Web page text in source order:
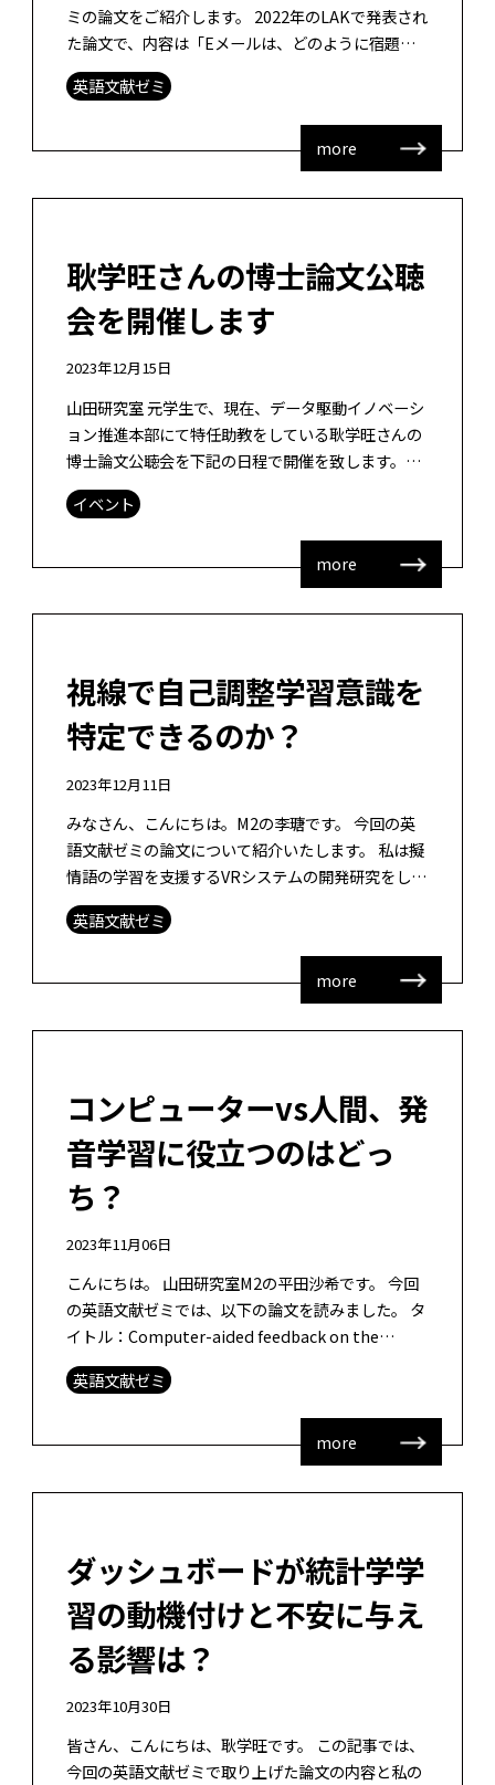
ミの論文をご紹介します。 2022年のLAKで発表され
た論文で、内容は「Eメールは、どのように宿題の
完了率を向上させるか？―A/B比較によるケースス
英語文献ゼミ
more
耿学旺さんの博士論文公聴
会を開催します
2023年12月15日
山田研究室 元学生で、現在、データ駆動イノベーシ
ョン推進本部にて特任助教をしている耿学旺さんの
博士論文公聴会を下記の日程で開催を致します。耿
さんはARを活用した日本語複合動詞学習支援システ
ムの開発、紙カードを組み合わせた […]
イベント
more
視線で自己調整学習意識を
特定できるのか？
2023年12月11日
みなさん、こんにちは。M2の李瑭です。 今回の英
語文献ゼミの論文について紹介いたします。 私は擬
情語の学習を支援するVRシステムの開発研究をして
いるのですが、ついこないだ形成的評価を終えまし
た。このシステムでは、VRヘッ […]
英語文献ゼミ
more
コンピューターvs人間、発
音学習に役立つのはどっ
ち？
2023年11月06日
こんにちは。 山田研究室M2の平田沙希です。 今回
の英語文献ゼミでは、以下の論文を読みました。 タ
イトル：Computer-aided feedback on the
英語文献ゼミ
more
ダッシュボードが統計学学
習の動機付けと不安に与え
る影響は？
2023年10月30日
皆さん、こんにちは、耿学旺です。 この記事では、
今回の英語文献ゼミで取り上げた論文の内容と私の